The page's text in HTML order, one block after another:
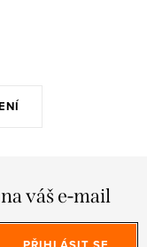
váš e-mail